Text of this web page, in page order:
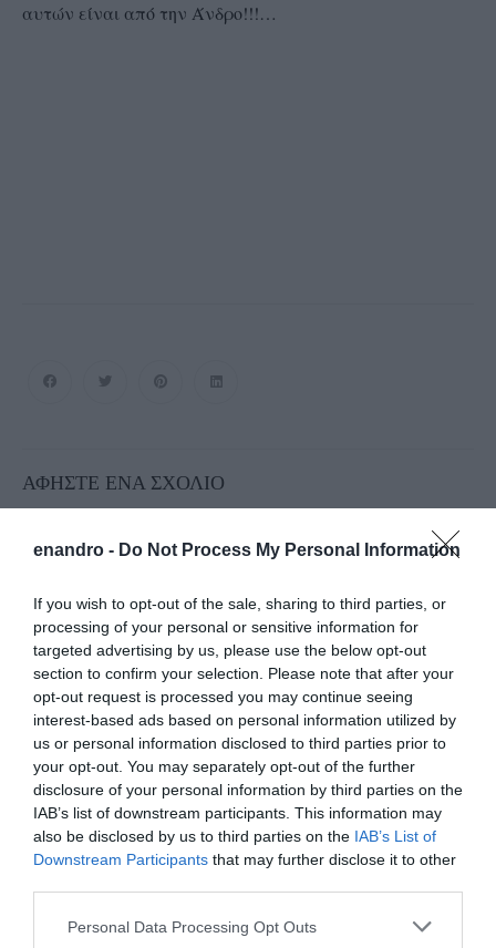
enandro - Do Not Process My Personal Information
If you wish to opt-out of the sale, sharing to third parties, or
processing of your personal or sensitive information for
targeted advertising by us, please use the below opt-out
section to confirm your selection. Please note that after your
opt-out request is processed you may continue seeing
interest-based ads based on personal information utilized by
us or personal information disclosed to third parties prior to
your opt-out. You may separately opt-out of the further
disclosure of your personal information by third parties on the
IAB’s list of downstream participants. This information may
also be disclosed by us to third parties on the IAB’s List of
Downstream Participants that may further disclose it to other
Please note that this website/app uses one or more Google
Personal Data Processing Opt Outs
αυτών είναι από την Άνδρο!!!…
ΑΦΉΣΤΕ ΈΝΑ ΣΧΌΛΙΟ
σημειώνονται με*